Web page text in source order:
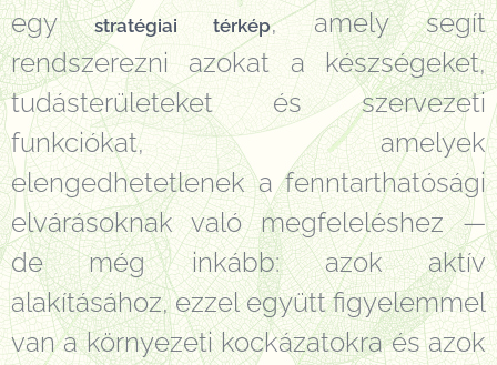
egystratégiai térkép, amely segít
rendszerezni azokat a készségeket,
tudásterületeket és szervezeti
funkciókat, amelyek
elengedhetetlenek a fenntarthatósági
elvárásoknak való megfeleléshez —
de még inkább: azok aktív
alakításához, ezzel együtt figyelemmel
van a környezeti kockázatokra és azok